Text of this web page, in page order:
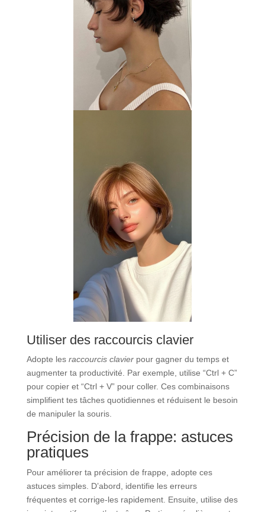
Utiliser des raccourcis clavier
Adopte les raccourcis clavierpour gagner du temps et
augmenter ta productivité. Par exemple, utilise “Ctrl + C”
pour copier et “Ctrl + V” pour coller. Ces combinaisons
simplifient tes tâches quotidiennes et réduisent le besoin
de manipuler la souris.
Précision de la frappe: astuces
pratiques
Pour améliorer ta précision de frappe, adopte ces
astuces simples. D’abord, identifie les erreurs
fréquentes et corrige-les rapidement. Ensuite, utilise des